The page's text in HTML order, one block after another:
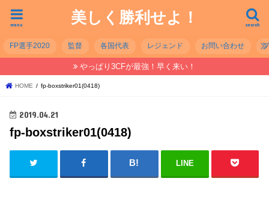
美しく勝利せよ！ search
menu
FP選手2020 監督 各国代表 レジェンド お問い合わせ
やっぱり3CFが最強！早く来い！
HOME fp-boxstriker01(0418)
2019.04.21
fp-boxstriker01(0418)
LINE